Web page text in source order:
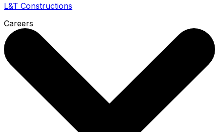
L&T Constructions
Careers